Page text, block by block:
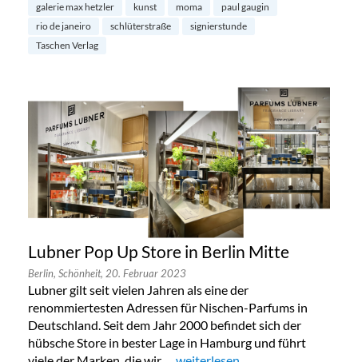
galerie max hetzler
kunst moma
paul gaugin
rio de janeiro
schlüterstraße
signierstunde
Taschen Verlag
Lubner Pop Up Store in Berlin Mitte
Berlin, Schönheit, 20. Februar 2023
Lubner gilt seit vielen Jahren als eine der
renommiertesten Adressen für Nischen-Parfums in
Deutschland. Seit dem Jahr 2000 befindet sich der
hübsche Store in bester Lage in Hamburg und führt